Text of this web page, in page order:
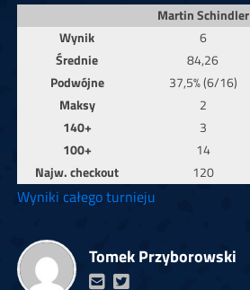
Martin Schindler
Wynik
6
Średnie
84,26
Podwójne
37,5% (6/16)
Maksy
2
140+
3
100+
14
Najw. checkout
120
Wyniki całego turnieju
Tomek Przyborowski